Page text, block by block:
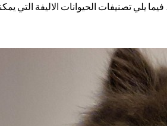
تصنيفات الحيوانات الاليفة التي يمكنك